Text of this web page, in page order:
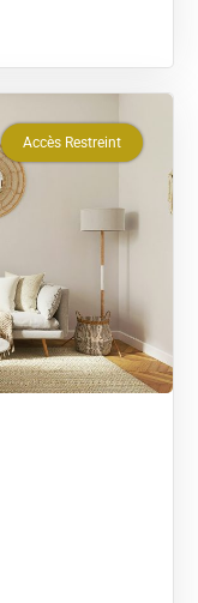
Accès Restreint